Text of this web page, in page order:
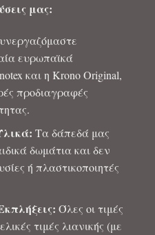
μας:
ευρωπαϊκά
και η Krono Original,
προδιαγραφές
Τα δάπεδά μας
δωμάτια και δεν
ή πλαστικοποιητές
Όλες οι τιμές
τιμές λιανικής (με